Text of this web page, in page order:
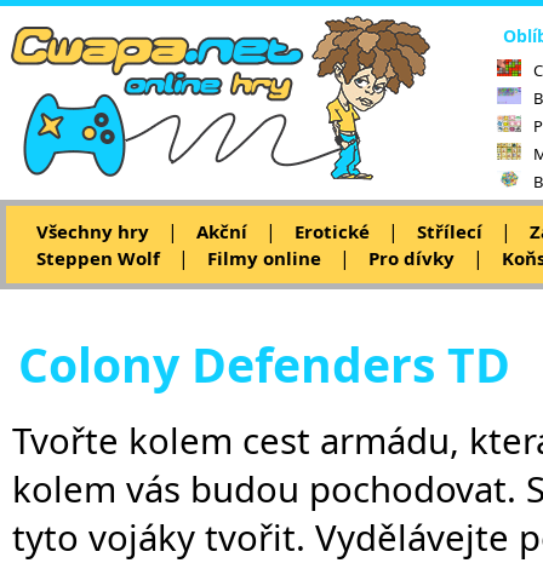
Všechny hry | Akční | Erotické | Střílecí |
Steppen Wolf
| Filmy online | Pro dívky |
Colony Defenders TD
Tvořte kolem cest armádu,
kolem vás budou pochodovat.
tyto vojáky tvořit. Vydělávejte